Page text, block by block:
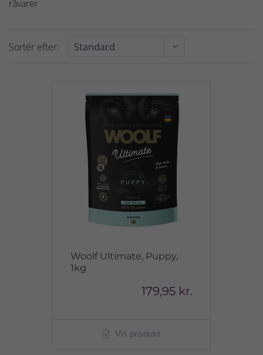
råvarer
Sortér efter:
Woolf Ultimate, Puppy,
1kg
179,95 kr.
Vis produkt